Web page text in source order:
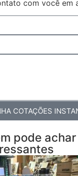
com você em
COTAÇÕES
pode